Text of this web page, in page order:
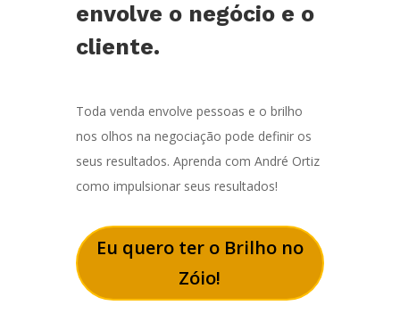
envolve o negócio e o
cliente.
Toda venda envolve pessoas e o brilho
nos olhos na negociação pode definir os
seus resultados. Aprenda com André Ortiz
como impulsionar seus resultados!
Eu quero ter o Brilho no
Zóio!